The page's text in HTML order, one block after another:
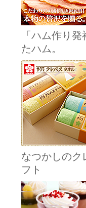
「ハム作り
たハム。
なつかしのク
フト